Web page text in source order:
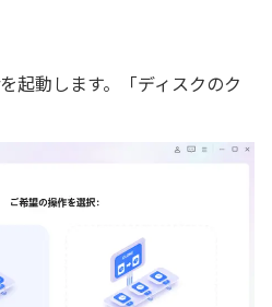
起動します。「ディスクのク